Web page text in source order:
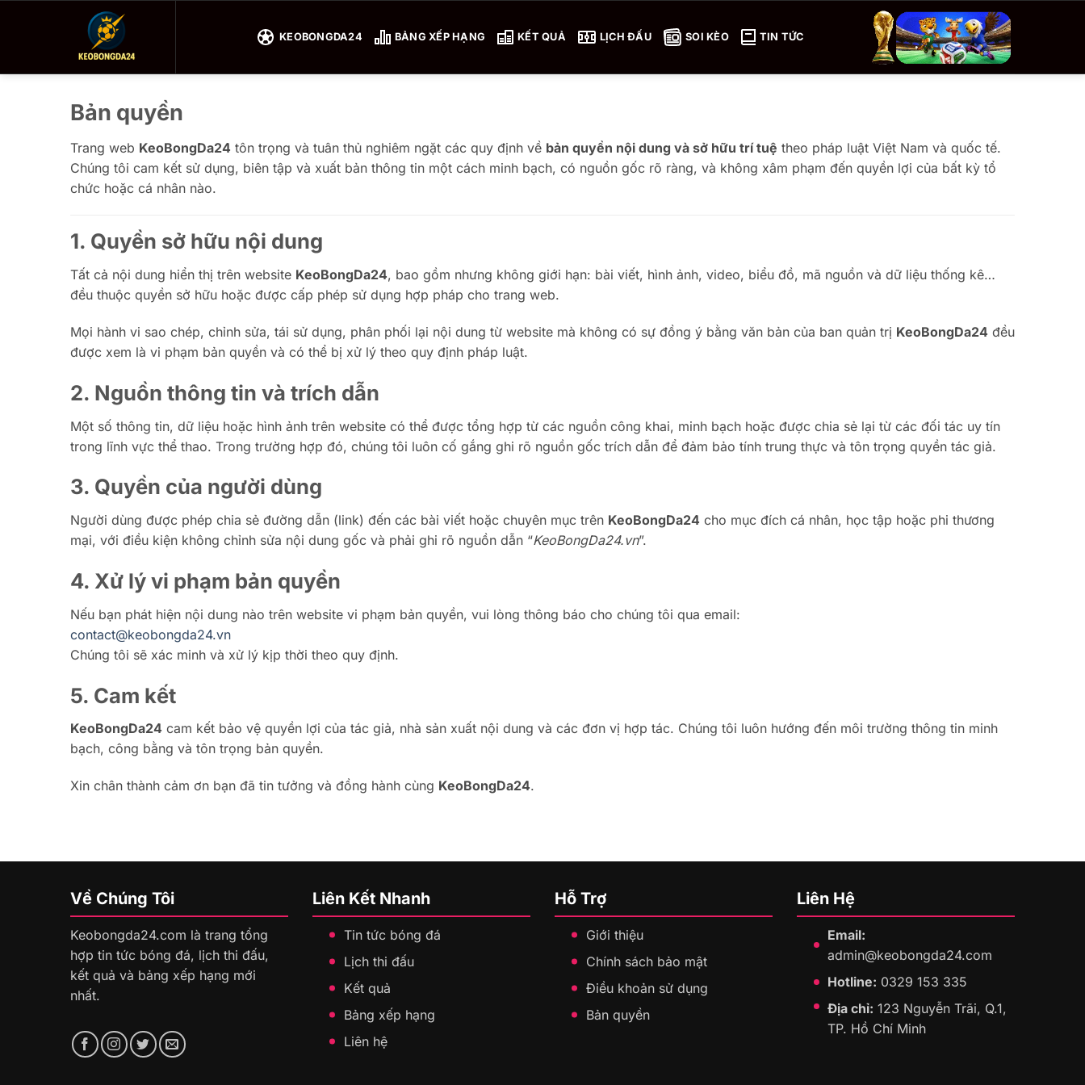
dung
KEOBONGDA24 BẢNG XẾP HẠNG KẾT QUẢ LỊCH ĐẤU SOI KÈO TIN TỨC
Bản quyền
Trang web KeoBongDa24 tôn trọng và tuân thủ nghiêm ngặt các quy định về bản quyền nội dung và sở hữu trí tuệ theo pháp luật Việt Nam và quốc tế.
Chúng tôi cam kết sử dụng, biên tập và xuất bản thông tin một cách minh bạch, có nguồn gốc rõ ràng, và không xâm phạm đến quyền lợi của bất kỳ tổ
chức hoặc cá nhân nào.
1. Quyền sở hữu nội dung
Tất cả nội dung hiển thị trên website KeoBongDa24, bao gồm nhưng không giới hạn: bài viết, hình ảnh, video, biểu đồ, mã nguồn và dữ liệu thống kê…
đều thuộc quyền sở hữu hoặc được cấp phép sử dụng hợp pháp cho trang web.
Mọi hành vi sao chép, chỉnh sửa, tái sử dụng, phân phối lại nội dung từ website mà không có sự đồng ý bằng văn bản của ban quản trị KeoBongDa24 đều
được xem là vi phạm bản quyền và có thể bị xử lý theo quy định pháp luật.
2. Nguồn thông tin và trích dẫn
Một số thông tin, dữ liệu hoặc hình ảnh trên website có thể được tổng hợp từ các nguồn công khai, minh bạch hoặc được chia sẻ lại từ các đối tác uy tín
trong lĩnh vực thể thao. Trong trường hợp đó, chúng tôi luôn cố gắng ghi rõ nguồn gốc trích dẫn để đảm bảo tính trung thực và tôn trọng quyền tác giả.
3. Quyền của người dùng
Người dùng được phép chia sẻ đường dẫn (link) đến các bài viết hoặc chuyên mục trên KeoBongDa24 cho mục đích cá nhân, học tập hoặc phi thương
mại, với điều kiện không chỉnh sửa nội dung gốc và phải ghi rõ nguồn dẫn “KeoBongDa24.vn”.
4. Xử lý vi phạm bản quyền
Nếu bạn phát hiện nội dung nào trên website vi phạm bản quyền, vui lòng thông báo cho chúng tôi qua email:
contact@keobongda24.vn
Chúng tôi sẽ xác minh và xử lý kịp thời theo quy định.
5. Cam kết
KeoBongDa24 cam kết bảo vệ quyền lợi của tác giả, nhà sản xuất nội dung và các đơn vị hợp tác. Chúng tôi luôn hướng đến môi trường thông tin minh
bạch, công bằng và tôn trọng bản quyền.
Xin chân thành cảm ơn bạn đã tin tưởng và đồng hành cùng KeoBongDa24.
Về Chúng Tôi
Keobongda24.com là trang tổng
hợp tin tức bóng đá, lịch thi đấu,
kết quả và bảng xếp hạng mới
nhất.
Liên Kết Nhanh
Tin tức bóng đá
Lịch thi đấu
Kết quả
Bảng xếp hạng
Liên hệ
Hỗ Trợ
Giới thiệu
Chính sách bảo mật
Điều khoản sử dụng
Bản quyền
Liên Hệ
Email:
admin@keobongda24.com
Hotline: 0329 153 335
Địa chỉ: 123 Nguyễn Trãi, Q.1,
TP. Hồ Chí Minh